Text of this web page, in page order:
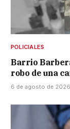
POLICIALES
Barrio
robo de una
6 de agosto de 2026